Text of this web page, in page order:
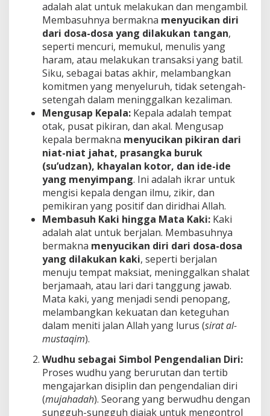
adalah alat untuk melakukan dan mengambil.
Membasuhnya bermakna menyucikan diri
dari dosa-dosa yang dilakukan tangan,
seperti mencuri, memukul, menulis yang
haram, atau melakukan transaksi yang batil.
Siku, sebagai batas akhir, melambangkan
komitmen yang menyeluruh, tidak setengah-
setengah dalam meninggalkan kezaliman.
Mengusap Kepala: Kepala adalah tempat
otak, pusat pikiran, dan akal. Mengusap
kepala bermakna menyucikan pikiran dari
niat-niat jahat, prasangka buruk
(su’udzan), khayalan kotor, dan ide-ide
yang menyimpang. Ini adalah ikrar untuk
mengisi kepala dengan ilmu, zikir, dan
pemikiran yang positif dan diridhai Allah.
Membasuh Kaki hingga Mata Kaki: Kaki
adalah alat untuk berjalan. Membasuhnya
bermakna menyucikan diri dari dosa-dosa
yang dilakukan kaki, seperti berjalan
menuju tempat maksiat, meninggalkan shalat
berjamaah, atau lari dari tanggung jawab.
Mata kaki, yang menjadi sendi penopang,
melambangkan kekuatan dan keteguhan
dalam meniti jalan Allah yang lurus (sirat al-
mustaqim).
Wudhu sebagai Simbol Pengendalian Diri:
Proses wudhu yang berurutan dan tertib
mengajarkan disiplin dan pengendalian diri
(mujahadah). Seorang yang berwudhu dengan
sungguh-sungguh diajak untuk mengontrol